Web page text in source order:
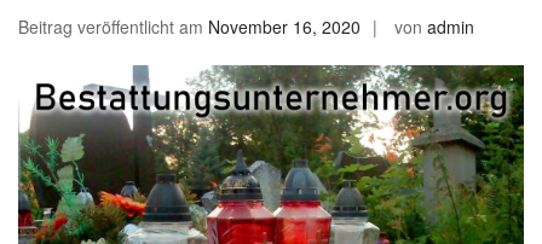
Beitrag veröffentlicht am November 16, 2020 von admin